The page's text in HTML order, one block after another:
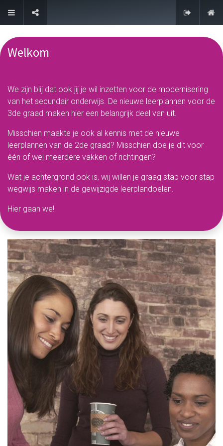
Welkom
We zijn blij dat ook jij je wil inzetten voor de modernisering
van het secundair onderwijs. De nieuwe leerplannen voor de
3de graad maken hier een belangrijk deel van uit.
Misschien maakte je ook al kennis met de nieuwe
leerplannen van de 2de graad? Misschien doe je dit voor
één of wel meerdere vakken of richtingen?
Wat je achtergrond ook is, wij willen je graag stap voor stap
wegwijs maken in de gewijzigde leerplandoelen.
Hier gaan we!
leeromgeving@katholiekonderwijs.vlaanderen
privacyverklaring cookiebeleid
Copyright © Bedrijfsnaam
Aangeboden door
- Maak eengratis website